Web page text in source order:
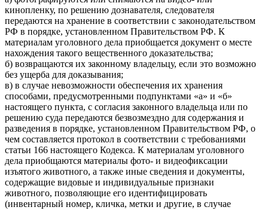
кинопленку, по решению дознавателя, следователя
передаются на хранение в соответствии с законодательством
РФ в порядке, установленном Правительством РФ. К
материалам уголовного дела приобщается документ о месте
нахождения такого вещественного доказательства;
б) возвращаются их законному владельцу, если это возможно
без ущерба для доказывания;
в) в случае невозможности обеспечения их хранения
способами, предусмотренными подпунктами «а» и «б»
настоящего пункта, с согласия законного владельца или по
решению суда передаются безвозмездно для содержания и
разведения в порядке, установленном Правительством РФ, о
чем составляется протокол в соответствии с требованиями
статьи 166 настоящего Кодекса. К материалам уголовного
дела приобщаются материалы фото- и видеофиксации
изъятого животного, а также иные сведения и документы,
содержащие видовые и индивидуальные признаки
животного, позволяющие его идентифицировать
(инвентарный номер, кличка, метки и другие, в случае